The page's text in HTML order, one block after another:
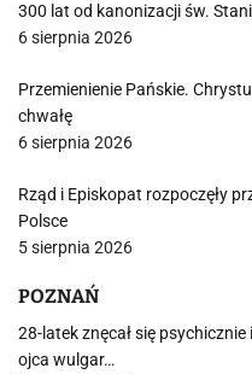
300 lat od kanonizacji św.
6 sierpnia 2026
Przemienienie Pańskie.
chwałę
6 sierpnia 2026
Rząd i Episkopat rozpoczęły
Polsce
5 sierpnia 2026
POZNAŃ
28-latek znęcał się
ojca wulgar…